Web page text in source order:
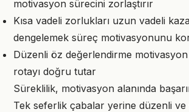
motivasyon sürecini zorlaştırır
Kısa vadeli zorlukları uzun vadeli
dengelemek süreç motivasyonunu
Düzenli öz değerlendirme
rotayı doğru tutar
Süreklilik, motivasyon alanında
Tek seferlik çabalar yerine düzenli